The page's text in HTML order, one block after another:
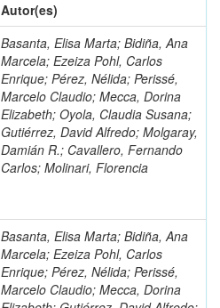
Autor(es)
Basanta, Elisa Marta; Bidiña, Ana
Marcela; Ezeiza Pohl, Carlos
Enrique; Pérez, Nélida; Perissé,
Marcelo Claudio; Mecca, Dorina
Elizabeth; Oyola, Claudia Susana;
Gutiérrez, David Alfredo; Molgaray,
Damián R.; Cavallero, Fernando
Carlos; Molinari, Florencia
Basanta, Elisa Marta; Bidiña, Ana
Marcela; Ezeiza Pohl, Carlos
Enrique; Pérez, Nélida; Perissé,
Marcelo Claudio; Mecca, Dorina